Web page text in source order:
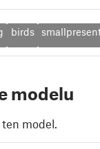
birds
modelu
model.